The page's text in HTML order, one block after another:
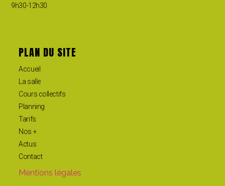
9h30-12h30
PLAN DU SITE
Accueil
La salle
Cours collectifs
Planning
Tarifs
Nos +
Actus
Contact
Mentions légales